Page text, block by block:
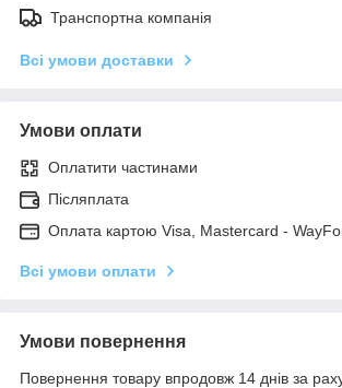
Транспортна компанія
Всі умови доставки
Умови оплати
Оплатити частинами
Післяплата
Оплата картою Visa, Mastercard -
Всі умови оплати
Умови повернення
Повернення товару впродовж 14 днів за